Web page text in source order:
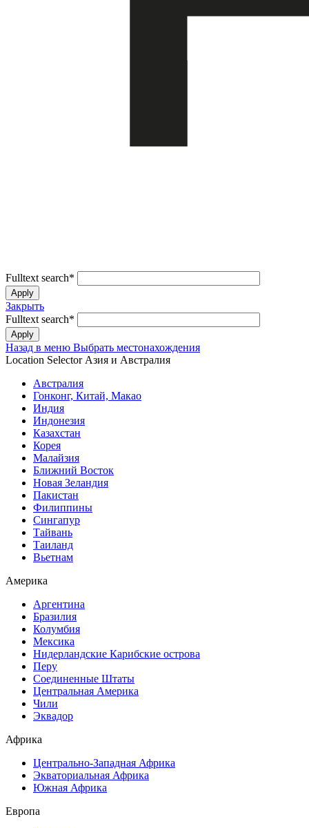
Fulltext search*
Закрыть
Fulltext search*
Назад в меню Выбрать местонахождения
Location Selector Азия и Австралия
Австралия
Гонконг, Китай, Макао
Индия
Индонезия
Казахстан
Корея
Малайзия
Ближний Восток
Новая Зеландия
Пакистан
Филиппины
Сингапур
Тайвань
Таиланд
Вьетнам
Америка
Аргентина
Бразилия
Колумбия
Мексика
Нидерландские Карибские острова
Перу
Соединенные Штаты
Центральная Америка
Чили
Эквадор
Африка
Центрально-Западная Африка
Экваториальная Африка
Южная Африка
Европа